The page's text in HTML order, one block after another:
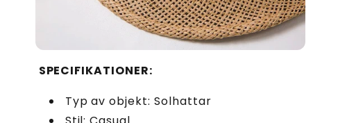
SPECIFIKATIONER:
Typ av objekt: Solhattar